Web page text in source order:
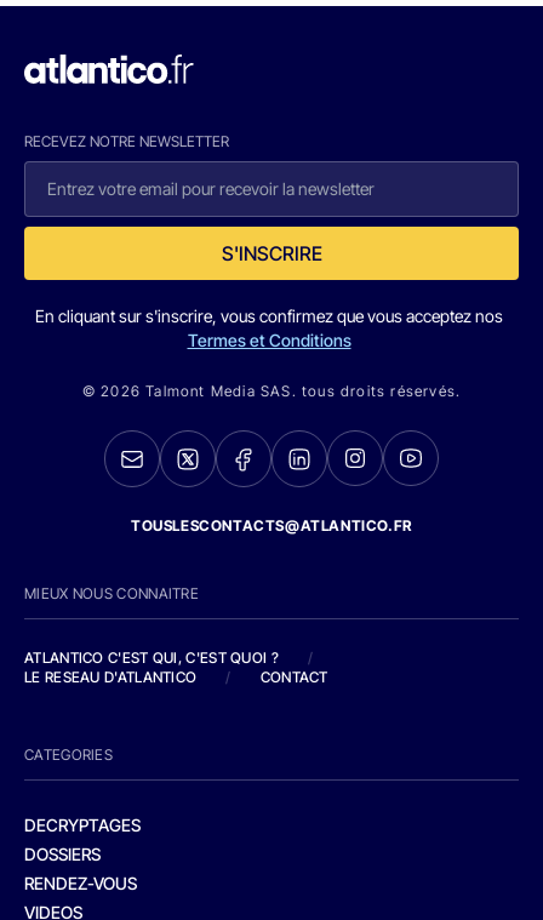
RECEVEZ NOTRE NEWSLETTER
S'INSCRIRE
En cliquant sur s'inscrire, vous confirmez que vous acceptez nos
Termes et Conditions
© 2026 Talmont Media SAS. tous droits réservés.
TOUSLESCONTACTS@ATLANTICO.FR
MIEUX NOUS CONNAITRE
ATLANTICO C'EST QUI, C'EST QUOI ?
/
LE RESEAU D'ATLANTICO
/ CONTACT
CATEGORIES
DECRYPTAGES
DOSSIERS
RENDEZ-VOUS
VIDEOS